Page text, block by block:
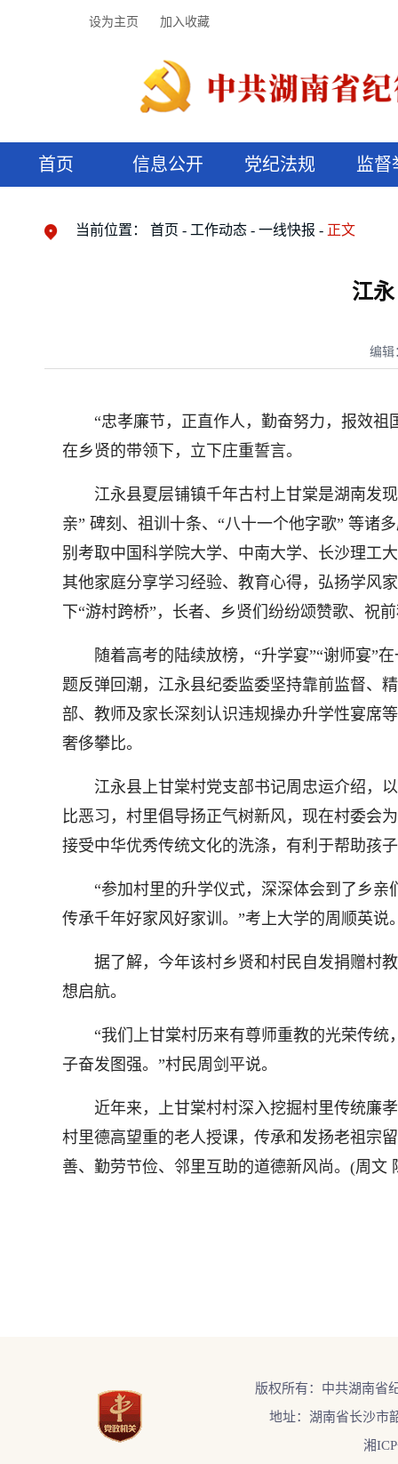
设为主页 加入收藏
首页 信息公开 党纪法规 监督
当前位置： 首页 工作动态 一线快报 正文
江
编辑
“忠孝廉节，正直作人，勤奋努力，报效祖
在乡贤的带领下，立下庄重誓言。
江永县夏层铺镇千年古村上甘棠是湖南发现
亲” 碑刻、祖训十条、“八十一个他字歌” 等
别考取中国科学院大学、中南大学、长沙理工
其他家庭分享学习经验、教育心得，弘扬学风
下“游村跨桥”，长者、乡贤们纷纷颂赞歌、祝
随着高考的陆续放榜，“升学宴”“谢师宴”在
题反弹回潮，江永县纪委监委坚持靠前监督、
部、教师及家长深刻认识违规操办升学性宴席
奢侈攀比。
江永县上甘棠村党支部书记周忠运介绍，以
比恶习，村里倡导扬正气树新风，现在村委会
接受中华优秀传统文化的洗涤，有利于帮助孩
“参加村里的升学仪式，深深体会到了乡亲
传承千年好家风好家训。”考上大学的周顺英说
据了解，今年该村乡贤和村民自发捐赠村教
想启航。
“我们上甘棠村历来有尊师重教的光荣传统
子奋发图强。”村民周剑平说。
近年来，上甘棠村村深入挖掘村里传统廉孝
村里德高望重的老人授课，传承和发扬老祖宗
善、勤劳节俭、邻里互助的道德新风尚。(周文
版权所有：中共湖南省
地址：湖南省长沙市
湘